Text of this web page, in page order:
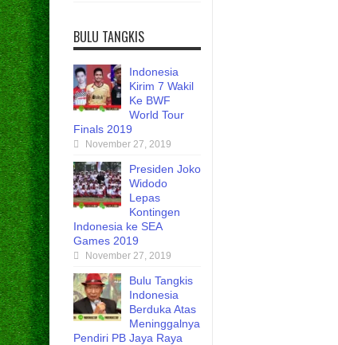
BULU TANGKIS
Indonesia
Kirim 7 Wakil
Ke BWF
World Tour
Finals 2019
November 27, 2019
Presiden Joko
Widodo
Lepas
Kontingen
Indonesia ke SEA
Games 2019
November 27, 2019
Bulu Tangkis
Indonesia
Berduka Atas
Meninggalnya
Pendiri PB Jaya Raya